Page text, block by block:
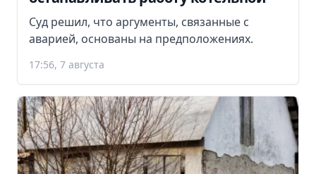
Суд решил, что аргументы, связанные с
аварией, основаны на предположениях.
17:56, 7 августа